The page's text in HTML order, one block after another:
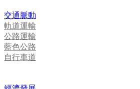
交通脈動
軌道運輸
公路運輸
藍色公路
自行車道